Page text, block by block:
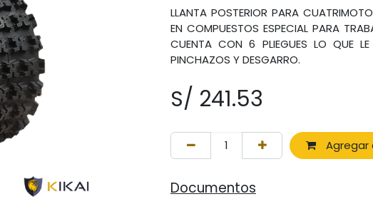
LLANTA POSTERIOR PARA
EN COMPUESTOS ESPECIAL PARA
CUENTA CON 6 PLIEGUES LO QUE
PINCHAZOS Y DESGARRO.
S/ 241.53
Agregar
Documentos